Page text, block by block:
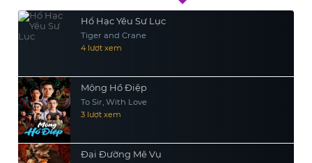
Hổ Hạc Yêu Sư Lục
Tiger and Crane
4 lượt xem
Mộng Hồ Điệp
To Sir, With Love
3 lượt xem
Đại Đường Mê Vụ